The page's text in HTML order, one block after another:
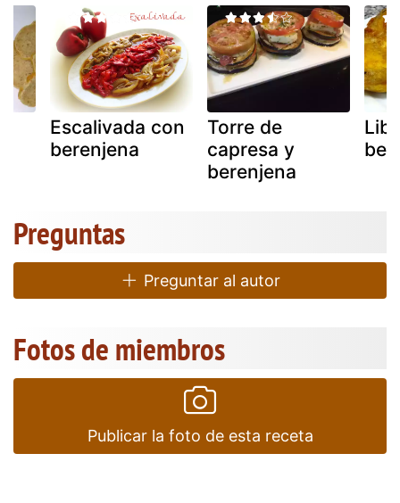
Escalivada con
berenjena
Torre de
capresa y
berenjena
Preguntas
Preguntar al autor
Fotos de miembros
Publicar la foto de esta receta